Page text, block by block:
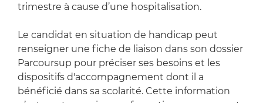
trimestre à cause d’une hospitalisation.
Le candidat en situation de handicap peut
renseigner une fiche de liaison dans son dossier
Parcoursup pour préciser ses besoins et les
dispositifs d'accompagnement dont il a
bénéficié dans sa scolarité. Cette information